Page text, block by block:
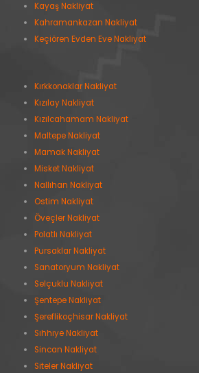
Kayaş Nakliyat
Kahramankazan Nakliyat
Keçiören Evden Eve Nakliyat
Kırkkonaklar Nakliyat
Kızılay Nakliyat
Kızılcahamam Nakliyat
Maltepe Nakliyat
Mamak Nakliyat
Misket Nakliyat
Nallıhan Nakliyat
Ostim Nakliyat
Öveçler Nakliyat
Polatlı Nakliyat
Pursaklar Nakliyat
Sanatoryum Nakliyat
Selçuklu Nakliyat
Şentepe Nakliyat
Şereflikoçhisar Nakliyat
Sıhhıye Nakliyat
Sincan Nakliyat
Siteler Nakliyat